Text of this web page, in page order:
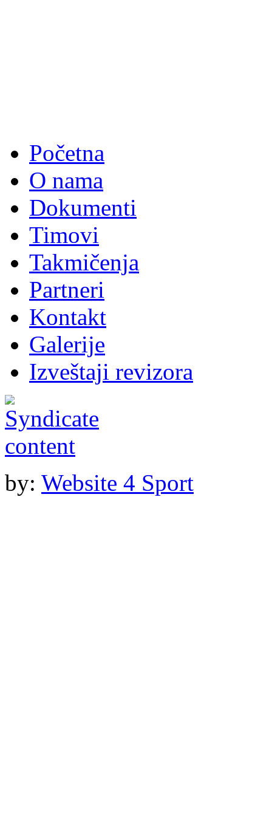
Početna
O nama
Dokumenti
Timovi
Takmičenja
Partneri
Kontakt
Galerije
Izveštaji revizora
by: Website 4 Sport